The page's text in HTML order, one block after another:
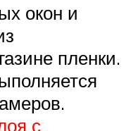
окон и
пленки.
с